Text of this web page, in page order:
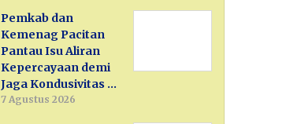
Pemkab dan
Kemenag Pacitan
Pantau Isu Aliran
Kepercayaan demi
Jaga Kondusivitas …
7 Agustus 2026